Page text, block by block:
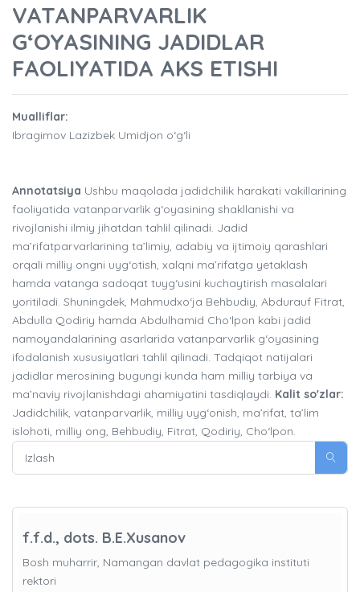
VATANPARVARLIK
G‘OYASINING JADIDLAR
FAOLIYATIDA AKS ETISHI
Mualliflar:
Ibragimov Lazizbek Umidjon o‘g‘li
Annotatsiya Ushbu maqolada jadidchilik harakati vakillarining
faoliyatida vatanparvarlik g‘oyasining shakllanishi va
rivojlanishi ilmiy jihatdan tahlil qilinadi. Jadid
ma’rifatparvarlarining ta’limiy, adabiy va ijtimoiy qarashlari
orqali milliy ongni uyg‘otish, xalqni ma’rifatga yetaklash
hamda vatanga sadoqat tuyg‘usini kuchaytirish masalalari
yoritiladi. Shuningdek, Mahmudxo‘ja Behbudiy, Abdurauf Fitrat,
Abdulla Qodiriy hamda Abdulhamid Cho‘lpon kabi jadid
namoyandalarining asarlarida vatanparvarlik g‘oyasining
ifodalanish xususiyatlari tahlil qilinadi. Tadqiqot natijalari
jadidlar merosining bugungi kunda ham milliy tarbiya va
ma’naviy rivojlanishdagi ahamiyatini tasdiqlaydi. Kalit so'zlar:
Jadidchilik, vatanparvarlik, milliy uyg‘onish, ma’rifat, ta’lim
islohoti, milliy ong, Behbudiy, Fitrat, Qodiriy, Cho‘lpon.
f.f.d., dots. B.E.Xusanov
Bosh muharrir, Namangan davlat pedagogika instituti
rektori